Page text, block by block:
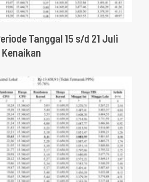
Tanggal 15 s/d 21 Juli